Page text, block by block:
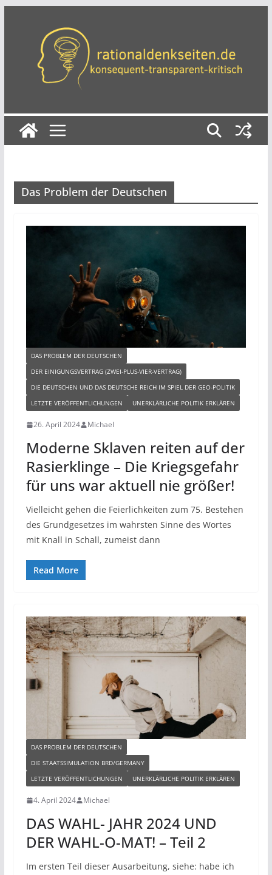
springen
Das Problem der Deutschen
DAS PROBLEM DER DEUTSCHEN
DER EINIGUNGSVERTRAG (ZWEI-PLUS-VIER-VERTRAG)
DIE DEUTSCHEN UND DAS DEUTSCHE REICH IM SPIEL DER GEO-POLITIK
LETZTE VERÖFFENTLICHUNGEN
UNERKLÄRLICHE POLITIK ERKLÄREN
26. April 2024 Michael
Moderne Sklaven reiten auf der
Rasierklinge – Die Kriegsgefahr
für uns war aktuell nie größer!
Vielleicht gehen die Feierlichkeiten zum 75. Bestehen
des Grundgesetzes im wahrsten Sinne des Wortes
mit Knall in Schall, zumeist dann
Read More
DAS PROBLEM DER DEUTSCHEN
DIE STAATSSIMULATION BRD/GERMANY
LETZTE VERÖFFENTLICHUNGEN
UNERKLÄRLICHE POLITIK ERKLÄREN
4. April 2024 Michael
DAS WAHL- JAHR 2024 UND
DER WAHL-O-MAT! – Teil 2
Im ersten Teil dieser Ausarbeitung, siehe: habe ich